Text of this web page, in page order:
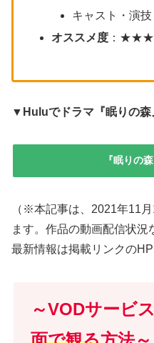
キャスト・演
オススメ度 ：
▼Huluでドラマ『眠りの森
『眠りの
（※本記事は、2021年11
ます。作品の動画配信状況
最新情報は掲載リンクの
～VODサービ